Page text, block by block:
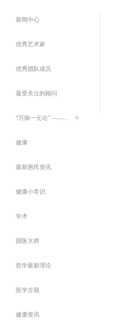
新闻中心
优秀艺术家
优秀团队成员
最受关注的顾问
ꄶ
“万病一元论” ——伟大的发现卓越的创造
健康
最新惠民资讯
健康小常识
学术
国医大师
哲学最新理论
医学古籍
健康资讯